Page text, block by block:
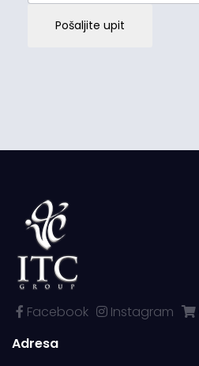
Pošaljite upit
Facebook Instagram
Adresa